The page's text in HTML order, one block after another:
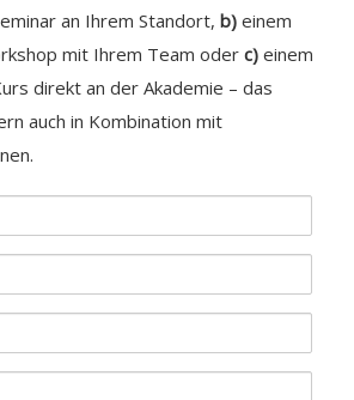
an Ihrem Standort, b) einem
mit Ihrem Team oder c) einem
direkt an der Akademie – das
auch in Kombination mit